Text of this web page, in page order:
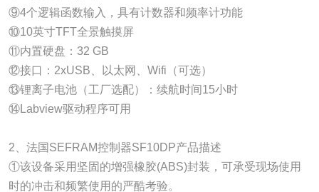
⑨4个逻辑函数输入，具有计数器和频率计功能
⑩10英寸TFT全景触摸屏
⑪内置硬盘：32 GB
⑫接口：2xUSB、以太网、Wifi（可选）
⑬锂离子电池（工厂选配）：续航时间15小时
⑭Labview驱动程序可用
2、法国SEFRAM控制器SF10DP产品描述
①该设备采用坚固的增强橡胶(ABS)封装，可承受现场使用
时的冲击和频繁使用的严酷考验。